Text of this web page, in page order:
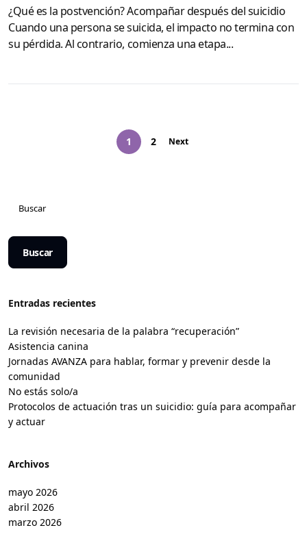
¿Qué es la postvención? Acompañar después del suicidio
Cuando una persona se suicida, el impacto no termina con
su pérdida. Al contrario, comienza una etapa...
1 2 Next
Buscar
Entradas recientes
La revisión necesaria de la palabra “recuperación”
Asistencia canina
Jornadas AVANZA para hablar, formar y prevenir desde la
comunidad
No estás solo/a
Protocolos de actuación tras un suicidio: guía para acompañar
y actuar
Archivos
mayo 2026
abril 2026
marzo 2026